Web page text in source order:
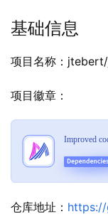
基础信息
项目名称：
项目徽章：
仓库地址：